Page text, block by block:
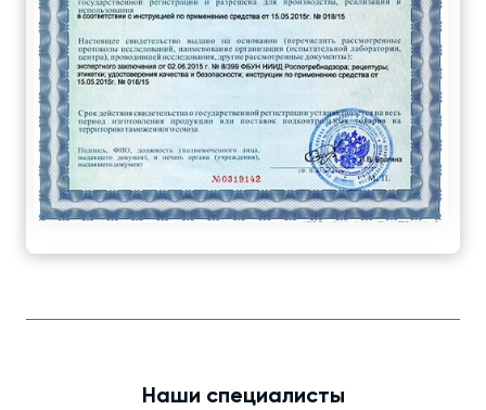
Наши специалисты